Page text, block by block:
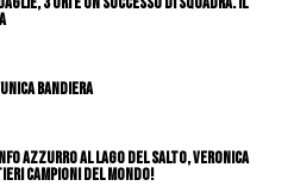
Bandiera
azzurro al Lago del Salto, Veronica
campioni del mondo!